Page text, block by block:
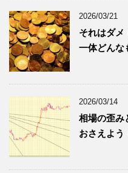
2026/03/21
それはダメ
一体どんな
2026/03/14
相場の歪み
おさえよう